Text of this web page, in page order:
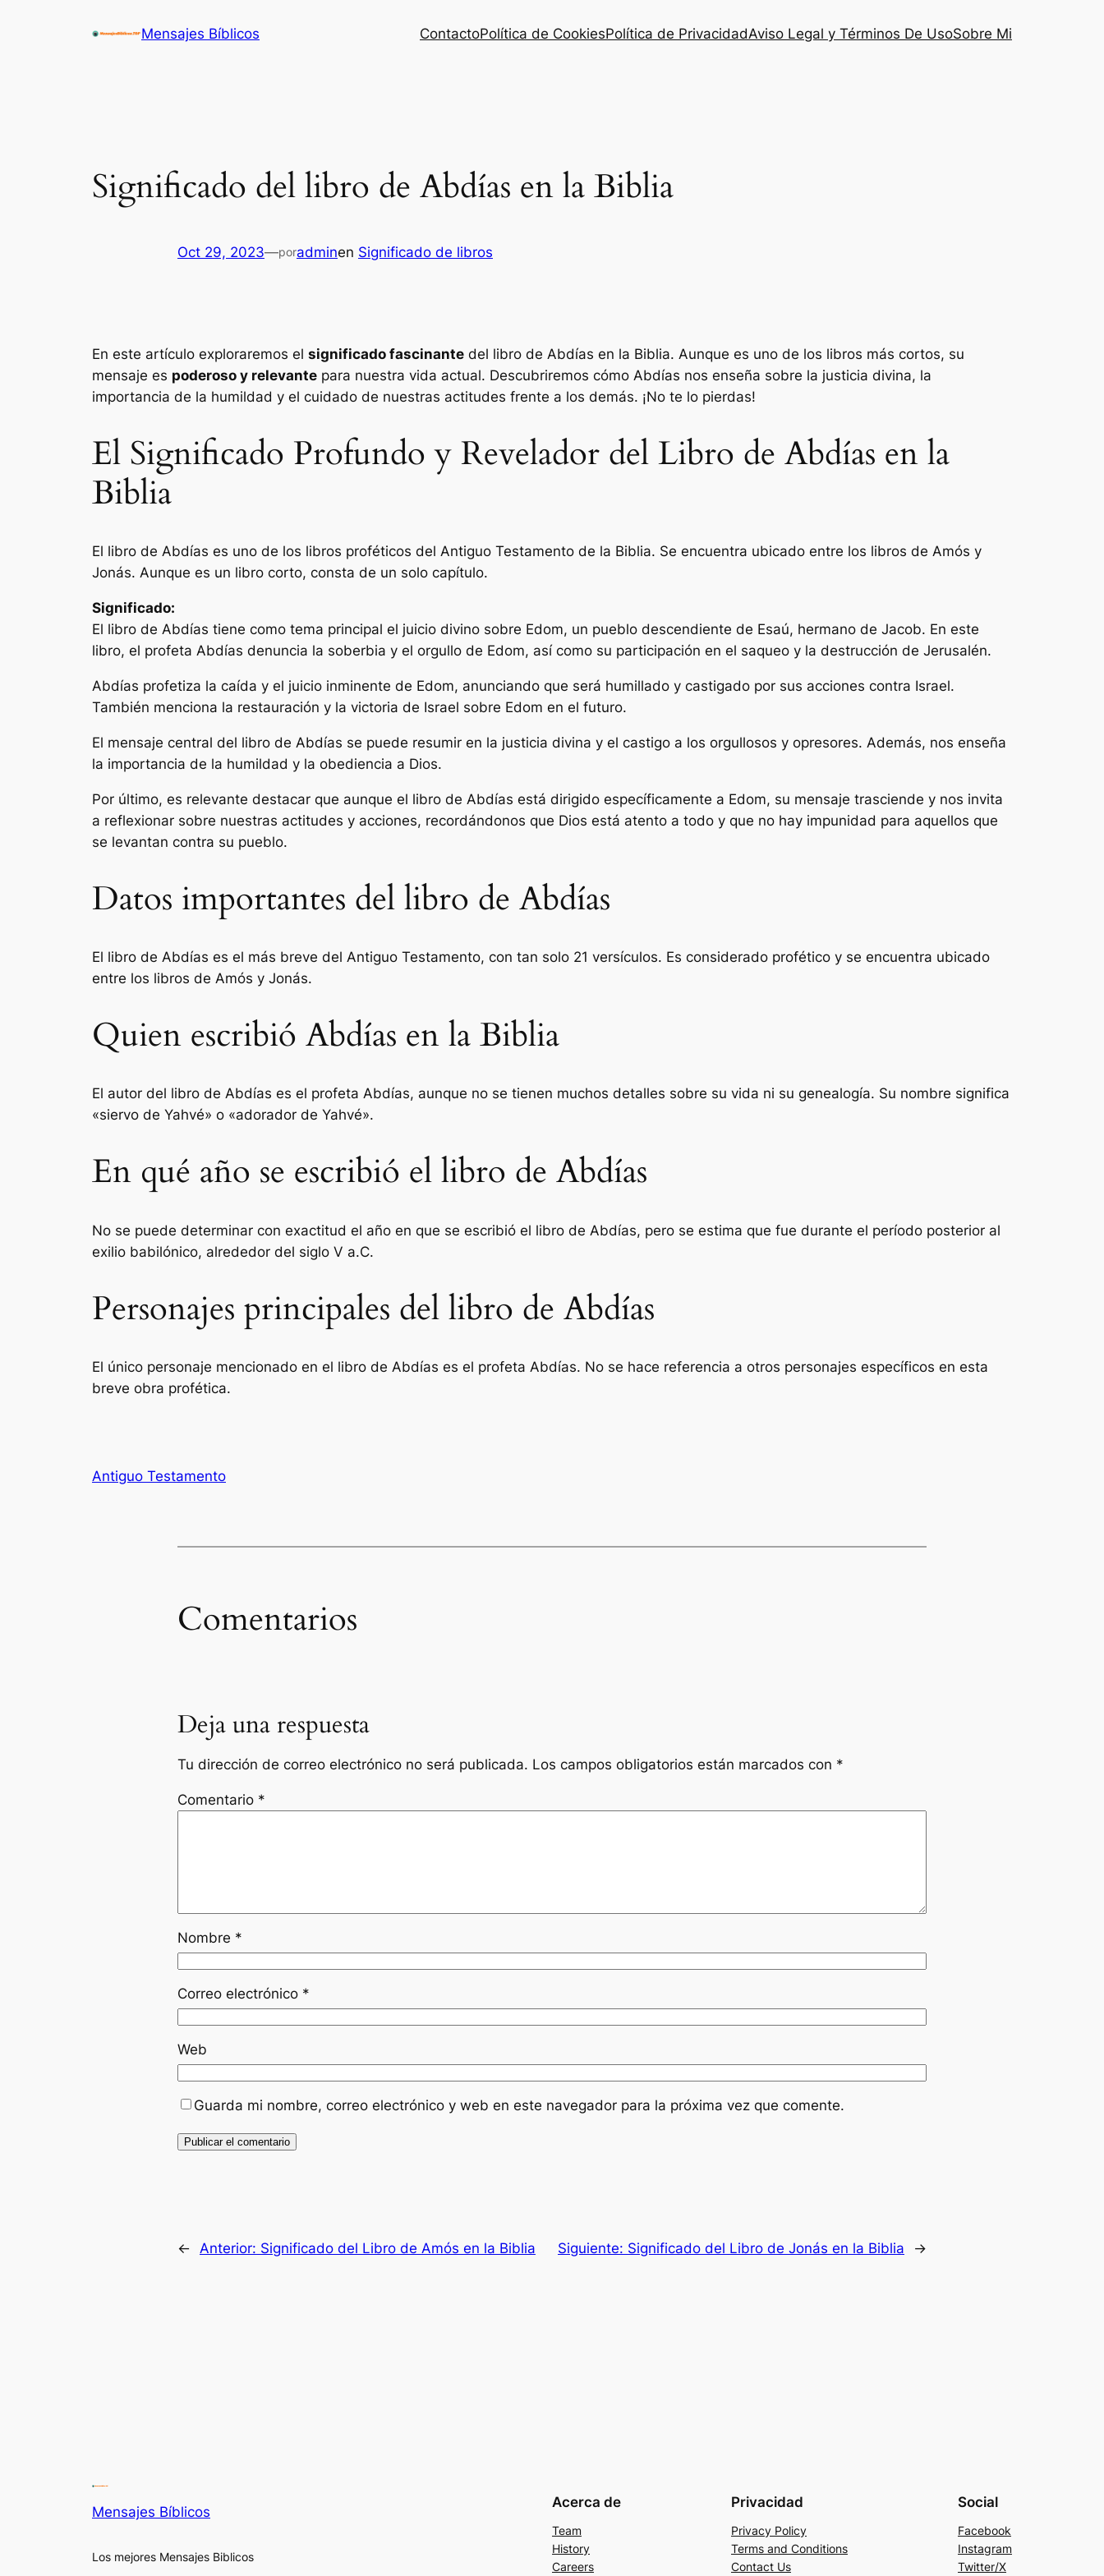
Mensajes Bíblicos ContactoPolítica de CookiesPolítica de PrivacidadAviso Legal y Términos De UsoSobre Mi
Significado del libro de Abdías en la Biblia
Oct 29, 2023—poradminen Significado de libros
En este artículo exploraremos el significado fascinante del libro de Abdías en la Biblia. Aunque es uno de los libros más cortos, su
mensaje es poderoso y relevante para nuestra vida actual. Descubriremos cómo Abdías nos enseña sobre la justicia divina, la
importancia de la humildad y el cuidado de nuestras actitudes frente a los demás. ¡No te lo pierdas!
El Significado Profundo y Revelador del Libro de Abdías en la
Biblia
El libro de Abdías es uno de los libros proféticos del Antiguo Testamento de la Biblia. Se encuentra ubicado entre los libros de Amós y
Jonás. Aunque es un libro corto, consta de un solo capítulo.
Significado:
El libro de Abdías tiene como tema principal el juicio divino sobre Edom, un pueblo descendiente de Esaú, hermano de Jacob. En este
libro, el profeta Abdías denuncia la soberbia y el orgullo de Edom, así como su participación en el saqueo y la destrucción de Jerusalén.
Abdías profetiza la caída y el juicio inminente de Edom, anunciando que será humillado y castigado por sus acciones contra Israel.
También menciona la restauración y la victoria de Israel sobre Edom en el futuro.
El mensaje central del libro de Abdías se puede resumir en la justicia divina y el castigo a los orgullosos y opresores. Además, nos enseña
la importancia de la humildad y la obediencia a Dios.
Por último, es relevante destacar que aunque el libro de Abdías está dirigido específicamente a Edom, su mensaje trasciende y nos invita
a reflexionar sobre nuestras actitudes y acciones, recordándonos que Dios está atento a todo y que no hay impunidad para aquellos que
se levantan contra su pueblo.
Datos importantes del libro de Abdías
El libro de Abdías es el más breve del Antiguo Testamento, con tan solo 21 versículos. Es considerado profético y se encuentra ubicado
entre los libros de Amós y Jonás.
Quien escribió Abdías en la Biblia
El autor del libro de Abdías es el profeta Abdías, aunque no se tienen muchos detalles sobre su vida ni su genealogía. Su nombre significa
«siervo de Yahvé» o «adorador de Yahvé».
En qué año se escribió el libro de Abdías
No se puede determinar con exactitud el año en que se escribió el libro de Abdías, pero se estima que fue durante el período posterior al
exilio babilónico, alrededor del siglo V a.C.
Personajes principales del libro de Abdías
El único personaje mencionado en el libro de Abdías es el profeta Abdías. No se hace referencia a otros personajes específicos en esta
breve obra profética.
Antiguo Testamento
Comentarios
Deja una respuesta
Tu dirección de correo electrónico no será publicada. Los campos obligatorios están marcados con *
Comentario *
Nombre *
Correo electrónico *
Web
Guarda mi nombre, correo electrónico y web en este navegador para la próxima vez que comente.
← Anterior: Significado del Libro de Amós en la Biblia Siguiente: Significado del Libro de Jonás en la Biblia →
Mensajes Bíblicos
Los mejores Mensajes Biblicos
Acerca de
Team
History
Careers
Privacidad
Privacy Policy
Terms and Conditions
Contact Us
Social
Facebook
Instagram
Twitter/X